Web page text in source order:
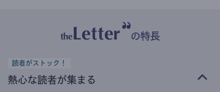
の特長
読者がストック！
熱心な読者が集まる